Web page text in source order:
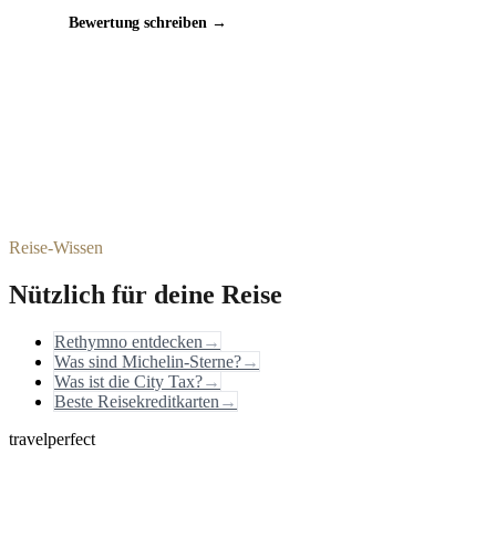
Bewertung schreiben →
Reise-Wissen
Nützlich für deine Reise
Rethymno entdecken →
Was sind Michelin-Sterne?→
Was ist die City Tax?→
Beste Reisekreditkarten →
travelperfect